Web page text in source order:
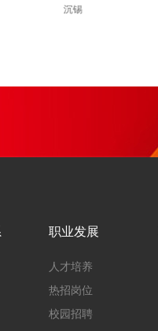
沉锡
职业发展
人才培养
热招岗位
校园招聘